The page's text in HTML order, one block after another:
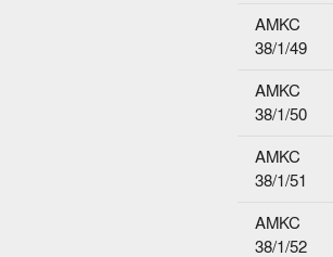
AMKC
38/1/49
AMKC
38/1/50
AMKC
38/1/51
AMKC
38/1/52